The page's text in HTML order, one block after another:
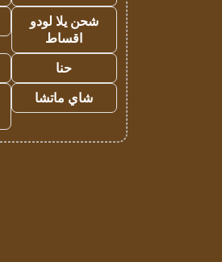
شحن يلا لودو
اقساط
حنا
شاي ماتشا